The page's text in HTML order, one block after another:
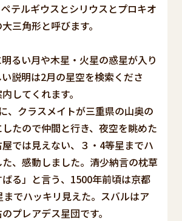
テルギウスとシリウスとプロキオ
三角形と呼びます。
るい月や木星・火星の惑星が入り
説明は2月の星空を検索くださ
してくれます。
、クラスメイトが三重県の山奥の
たので仲間と行き、夜空を眺めた
では見えない、３・4等星までハ
、感動しました。清少納言の枕草
る」と言う、1500年前頃は京都
でハッキリ見えた。スバルはア
プレアデス星団です。